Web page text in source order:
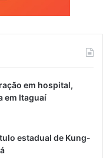
em hospital,
em Itaguaí
estadual de Kung-